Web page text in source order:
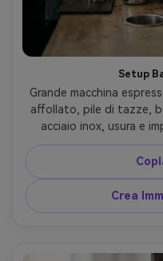
Setup
Grande macchina
affollato, pile di tazze,
acciaio inox, usura e
energica, scatto con
documentaristico,
Crea